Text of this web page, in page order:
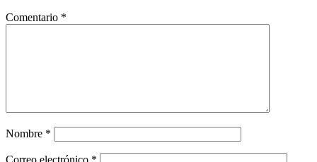
Comentario *
Nombre *
Correo electrónico *